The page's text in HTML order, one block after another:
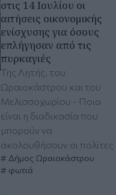
στις 14 Ιουλίου οι
αιτήσεις οικονομικής
ενίσχυσης για όσους
επλήγησαν από τις
πυρκαγιές
Της Λητής, του
Ωραιοκάστρου και του
Μελισσοχωρίου - Ποια
είναι η διαδικασία που
μπορούν να
ακολουθήσουν οι πολίτες
Δήμος Ωραιοκάστρου
φωτιά